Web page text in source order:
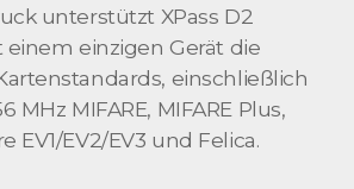
unterstützt XPass D2
einzigen Gerät die
einschließlich
MHz MIFARE, MIFARE Plus,
EV1/EV2/EV3 und Felica.